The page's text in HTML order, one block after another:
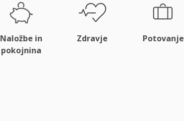
Naložbe in
pokojnina
Zdravje Potovanje